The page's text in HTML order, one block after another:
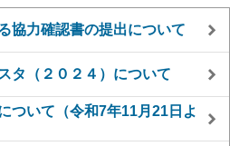
協力確認書の提出について
タ（２０２４）について
ついて（令和7年11月21日よ